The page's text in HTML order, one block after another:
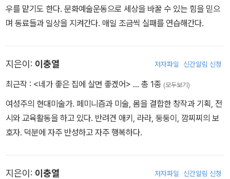
우를 맡기도 한다. 문화예술운동으로 세상을 바꿀 수 있는 힘을 믿으
며 동료들과 일상을 지켜간다. 매일 조금씩 실패를 연습해간다.
지은이: 이충열 저자파일 신간알림 신청
최근작 : <네가 좋은 집에 살면 좋겠어> … 총 1종 (모두보기)
여성주의 현대미술가. 페미니즘과 미술, 몸을 결합한 창작과 기획, 전
시와 교육활동을 하고 있다. 반려견 애키, 라라, 둥둥이, 깜찌찌의 보
호자. 덕분에 자주 반성하고 자주 행복하다.
지은이: 이충열 저자파일 신간알림 신청